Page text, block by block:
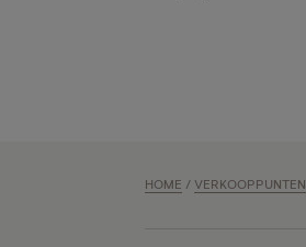
HOME / VERKOOPPUNTEN